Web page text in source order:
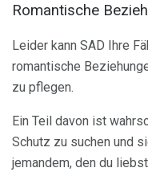
Romantische
Leider kann SAD Ihre
romantische
zu pflegen.
Ein Teil davon ist
Schutz zu suchen und
jemandem, den du